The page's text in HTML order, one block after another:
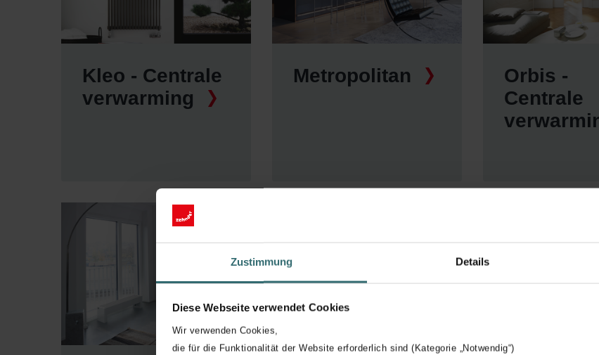
Zustimmung Details
Diese Webseite verwendet Cookies
Wir verwenden Cookies,
die für die Funktionalität der Website erforderlich sind (Kategorie „Notwendig“)
Kleo - Centrale
verwarming
Metropolitan
Orbis -
Centrale